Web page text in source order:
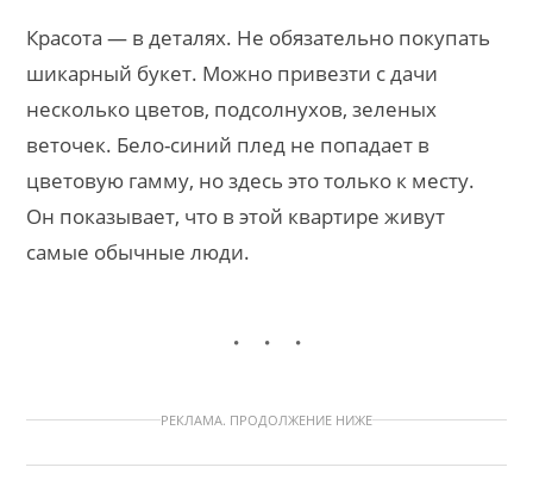
Красота — в деталях. Не обязательно покупать
шикарный букет. Можно привезти с дачи
несколько цветов, подсолнухов, зеленых
веточек. Бело-синий плед не попадает в
цветовую гамму, но здесь это только к месту.
Он показывает, что в этой квартире живут
самые обычные люди.
РЕКЛАМА. ПРОДОЛЖЕНИЕ НИЖЕ